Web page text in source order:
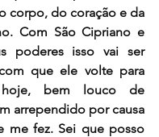
corpo, do coração e da
Com São Cipriano e
poderes isso vai ser
que ele volte para
bem louco de
arrependido por causa
me fez. Sei que posso